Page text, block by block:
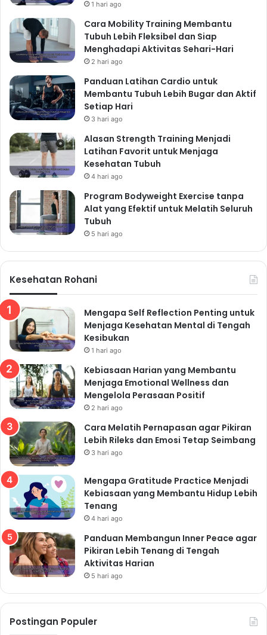
1 hari ago
Cara Mobility Training Membantu
Tubuh Lebih Fleksibel dan Siap
Menghadapi Aktivitas Sehari-Hari
2 hari ago
Panduan Latihan Cardio untuk
Membantu Tubuh Lebih Bugar dan Aktif
Setiap Hari
3 hari ago
Alasan Strength Training Menjadi
Latihan Favorit untuk Menjaga
Kesehatan Tubuh
4 hari ago
Program Bodyweight Exercise tanpa
Alat yang Efektif untuk Melatih Seluruh
Tubuh
5 hari ago
Kesehatan Rohani
Mengapa Self Reflection Penting untuk
Menjaga Kesehatan Mental di Tengah
Kesibukan
1 hari ago
Kebiasaan Harian yang Membantu
Menjaga Emotional Wellness dan
Mengelola Perasaan Positif
2 hari ago
Cara Melatih Pernapasan agar Pikiran
Lebih Rileks dan Emosi Tetap Seimbang
3 hari ago
Mengapa Gratitude Practice Menjadi
Kebiasaan yang Membantu Hidup Lebih
Tenang
4 hari ago
Panduan Membangun Inner Peace agar
Pikiran Lebih Tenang di Tengah
Aktivitas Harian
5 hari ago
Postingan Populer